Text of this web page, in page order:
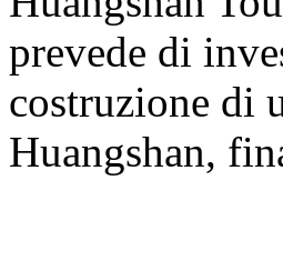
prevede di
costruzione di
Huangshan,